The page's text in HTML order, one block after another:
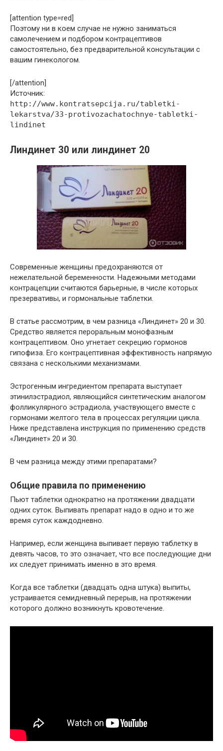
[attention type=red]
Поэтому ни в коем случае не нужно заниматься
самолечением и подбором контрацептивов
самостоятельно, без предварительной консультации с
вашим гинекологом.
[/attention]
Источник:
http://www.kontratsepcija.ru/tabletki-
lekarstva/33-protivozachatochnye-tabletki-
lindinet
Линдинет 30 или линдинет 20
Современные женщины предохраняются от
нежелательной беременности. Надежными методами
контрацепции считаются барьерные, в числе которых
презервативы, и гормональные таблетки.
В статье рассмотрим, в чем разница «Линдинет» 20 и 30.
Средство является пероральным монофазным
контрацептивом. Оно угнетает секрецию гормонов
гипофиза. Его контрацептивная эффективность напрямую
связана с несколькими механизмами.
Эстрогенным ингредиентом препарата выступает
этинилэстрадиол, являющийся синтетическим аналогом
фолликулярного эстрадиола, участвующего вместе с
гормонами желтого тела в процессах регуляции цикла.
Ниже представлена инструкция по применению средств
«Линдинет» 20 и 30.
В чем разница между этими препаратами?
Общие правила по применению
Пьют таблетки однократно на протяжении двадцати
одних суток. Выпивать препарат надо в одно и то же
время суток каждодневно.
Например, если женщина выпивает первую таблетку в
девять часов, то это означает, что все последующие дни
их следует принимать именно в это время.
Когда все таблетки (двадцать одна штука) выпиты,
устраивается семидневный перерыв, на протяжении
которого должно возникнуть кровотечение.